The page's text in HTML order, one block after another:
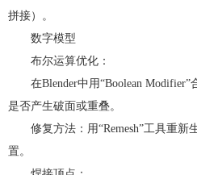
拼接）。
数字模型
布尔运算优化：
在Blender中用“Boolean Modifier”
是否产生破面或重叠。
修复方法：用“Remesh”工具重新
置。